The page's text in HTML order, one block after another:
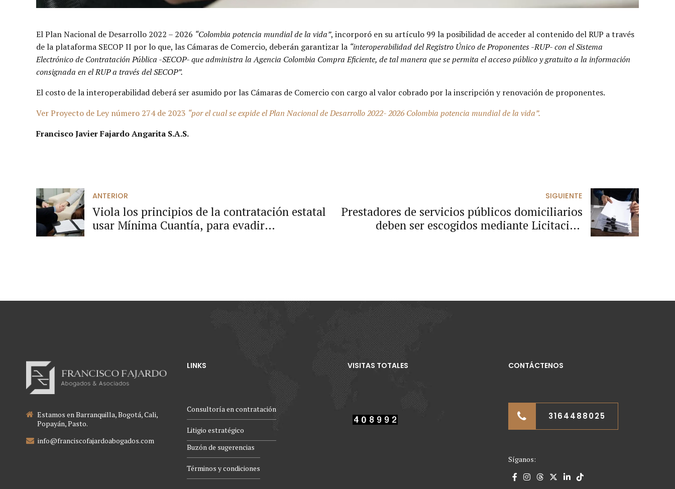
El Plan Nacional de Desarrollo 2022 – 2026 “Colombia potencia mundial de la vida”, incorporó en su artículo 99 la posibilidad de acceder al contenido del RUP a través
de la plataforma SECOP II por lo que, las Cámaras de Comercio, deberán garantizar la “interoperabilidad del Registro Único de Proponentes -RUP- con el Sistema
Electrónico de Contratación Pública -SECOP- que administra la Agencia Colombia Compra Eficiente, de tal manera que se permita el acceso público y gratuito a la información
consignada en el RUP a través del SECOP”.
El costo de la interoperabilidad deberá ser asumido por las Cámaras de Comercio con cargo al valor cobrado por la inscripción y renovación de proponentes.
Ver Proyecto de Ley número 274 de 2023 “por el cual se expide el Plan Nacional de Desarrollo 2022- 2026 Colombia potencia mundial de la vida”.
Francisco Javier Fajardo Angarita S.A.S.
ANTERIOR
Viola los principios de la contratación estatal
usar Mínima Cuantía, para evadir
SIGUIENTE
Prestadores de servicios públicos domiciliarios
deben ser escogidos mediante Licitación
Estamos en Barranquilla, Bogotá, Cali,
Popayán, Pasto.
info@franciscofajardoabogados.com
LINKS
Consultoría en contratación
Litigio estratégico
Buzón de sugerencias
Términos y condiciones
VISITAS TOTALES CONTÁCTENOS
3164488025
Síganos: